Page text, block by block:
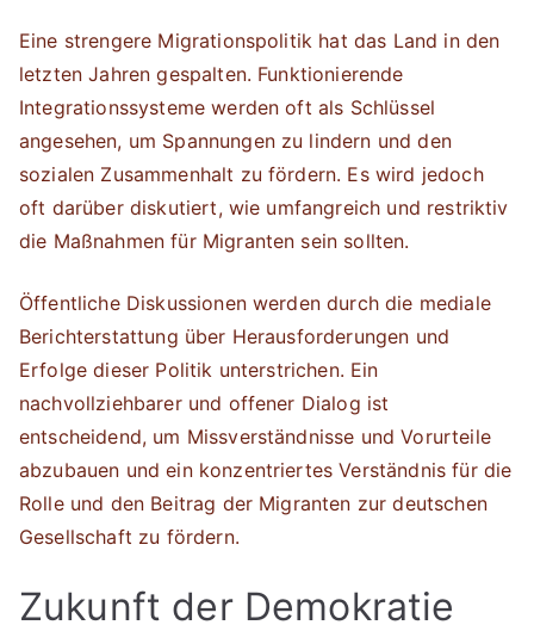
Eine strengere Migrationspolitik hat das Land in den
letzten Jahren gespalten. Funktionierende
Integrationssysteme werden oft als Schlüssel
angesehen, um Spannungen zu lindern und den
sozialen Zusammenhalt zu fördern. Es wird jedoch
oft darüber diskutiert, wie umfangreich und restriktiv
die Maßnahmen für Migranten sein sollten.
Öffentliche Diskussionen werden durch die mediale
Berichterstattung über Herausforderungen und
Erfolge dieser Politik unterstrichen. Ein
nachvollziehbarer und offener Dialog ist
entscheidend, um Missverständnisse und Vorurteile
abzubauen und ein konzentriertes Verständnis für die
Rolle und den Beitrag der Migranten zur deutschen
Gesellschaft zu fördern.
Zukunft der Demokratie